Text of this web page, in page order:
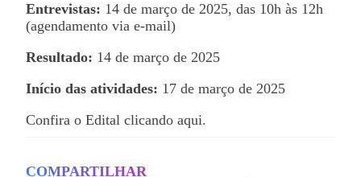
Entrevistas: 14 de março de 2025, das 10h às 12h
(agendamento via e-mail)
Resultado: 14 de março de 2025
Início das atividades: 17 de março de 2025
Confira o Edital clicando aqui.
COMPARTILHAR